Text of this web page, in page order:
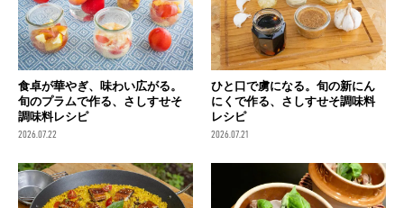
食卓が華やぎ、味わい広がる。
旬のプラムで作る、さしすせそ
調味料レシピ
2026.07.22
ひと口で虜になる。旬の新にん
にくで作る、さしすせそ調味料
レシピ
2026.07.21